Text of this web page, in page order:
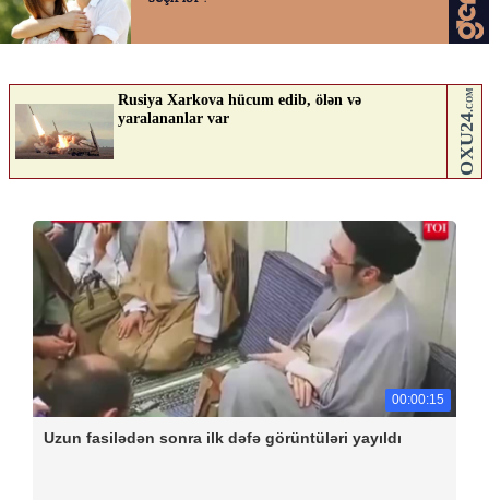
00:00:15
Uzun fasilədən sonra ilk dəfə görüntüləri yayıldı